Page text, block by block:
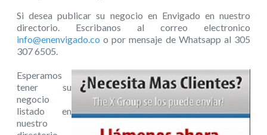
Si desea publicar su negocio en Envigado en nuestro
directorio. Escribanos al correo electronico
info@enenvigado.co o por mensaje de Whatsapp al 305
307 6505.
Esperamos
tener su
negocio
listado en
nuestro